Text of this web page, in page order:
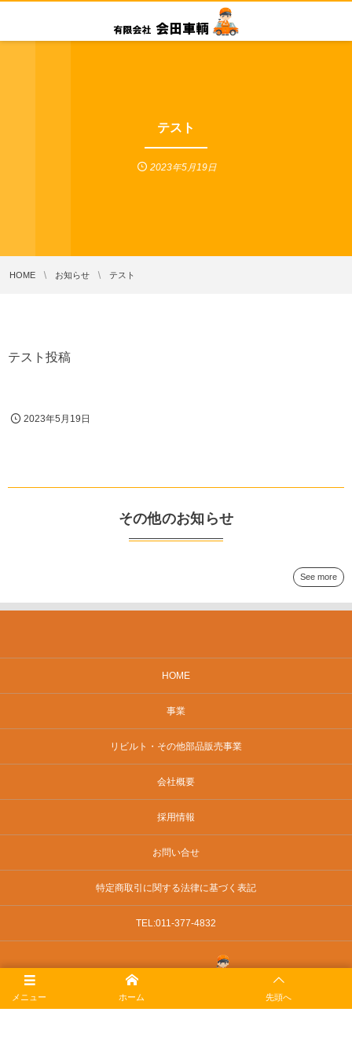
テスト
2023年5月19日
HOME お知らせ テスト
テスト投稿
2023年5月19日
その他のお知らせ
See more
HOME
事業
リビルト・その他部品販売事業
会社概要
採用情報
お問い合せ
特定商取引に関する法律に基づく表記
TEL:011-377-4832
©2026
メニュー ホーム 先頭へ